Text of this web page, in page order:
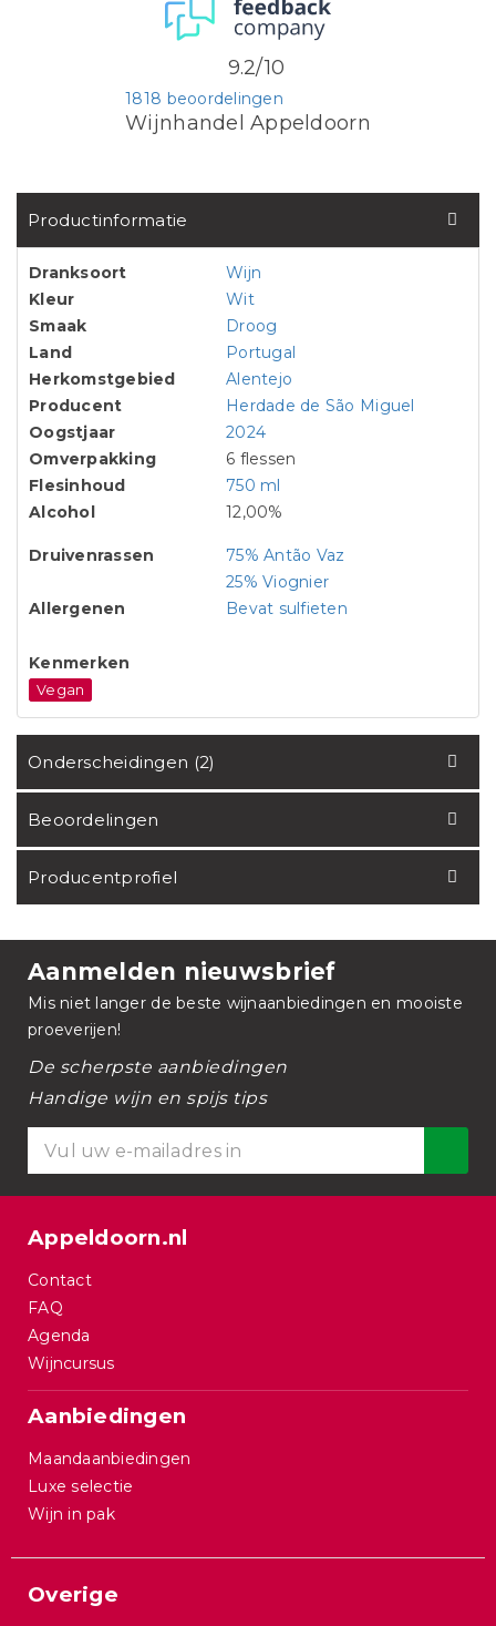
Wijnhandel Appeldoorn
1818 beoordelingen
9.2/10
Productinformatie
Dranksoort
Wijn
Kleur
Wit
Smaak
Droog
Land
Portugal
Herkomstgebied
Alentejo
Producent
Herdade de São Miguel
Oogstjaar
2024
Omverpakking
6 flessen
Flesinhoud
750 ml
Alcohol
12,00%
Druivenrassen
75% Antão Vaz
25% Viognier
Allergenen
Bevat sulfieten
Kenmerken
Vegan
Onderscheidingen (2)
Beoordelingen
Producentprofiel
Aanmelden nieuwsbrief
Mis niet langer de beste wijnaanbiedingen en mooiste
proeverijen!
De scherpste aanbiedingen
Handige wijn en spijs tips
Appeldoorn.nl
Contact
FAQ
Agenda
Wijncursus
Aanbiedingen
Maandaanbiedingen
Luxe selectie
Wijn in pak
Overige